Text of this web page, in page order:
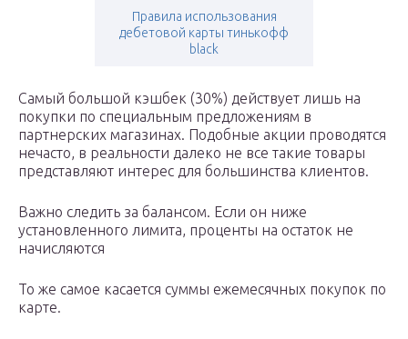
Правила использования
дебетовой карты тинькофф
black
Самый большой кэшбек (30%) действует лишь на
покупки по специальным предложениям в
партнерских магазинах. Подобные акции проводятся
нечасто, в реальности далеко не все такие товары
представляют интерес для большинства клиентов.
Важно следить за балансом. Если он ниже
установленного лимита, проценты на остаток не
начисляются
То же самое касается суммы ежемесячных покупок по
карте.